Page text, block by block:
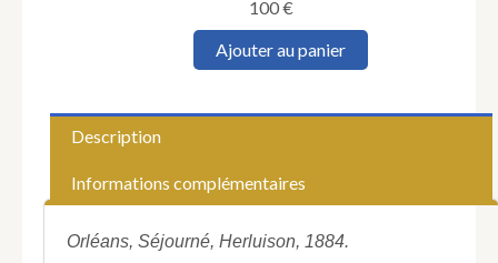
100€
quantité
Les
de
Ajouter au panier
Description
Informations complémentaires
Orléans, Séjourné, Herluison, 1884.